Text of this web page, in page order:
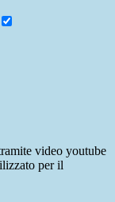
video youtube
per il